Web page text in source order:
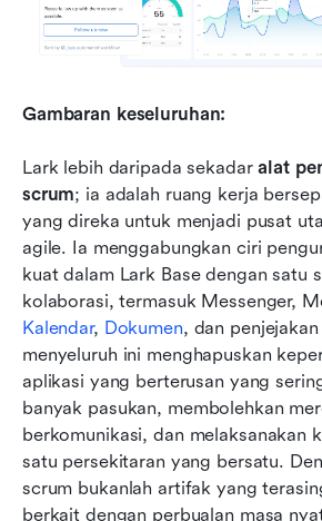
Gambaran keseluruhan:
Lark lebih daripada sekadar alat
scrum; ia adalah ruang kerja
yang direka untuk menjadi pusat
agile. Ia menggabungkan ciri
kuat dalam Lark Base dengan satu
Kalendar, Dokumen, dan penjejakan
menyeluruh ini menghapuskan
aplikasi yang berterusan yang
banyak pasukan, membolehkan
berkomunikasi, dan melaksanakan
satu persekitaran yang bersatu.
scrum bukanlah artifak yang
berkait dengan perbualan masa